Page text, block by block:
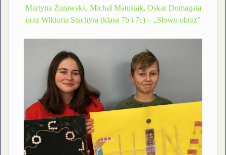
Martyna Żurawska, Michał Matusiak, Oskar Domagała
oraz Wiktoria Stachyra (klasa 7b i 7c) – „Słowo obraz”